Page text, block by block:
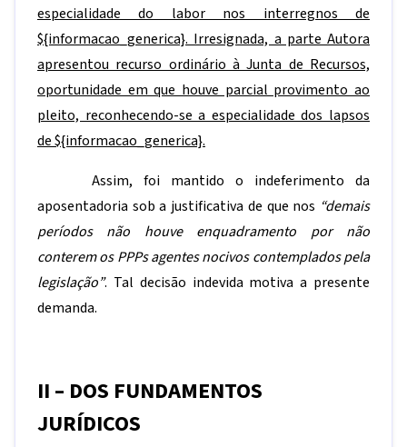
especialidade do labor nos interregnos de
${informacao_generica}. Irresignada, a parte Autora
apresentou recurso ordinário à Junta de Recursos,
oportunidade em que houve parcial provimento ao
pleito, reconhecendo-se a especialidade dos lapsos
de${informacao_generica}.
Assim, foi mantido o indeferimento da
aposentadoria sob a justificativa de que nos “demais
períodos não houve enquadramento por não
conterem os PPPs agentes nocivos contemplados pela
legislação”. Tal decisão indevida motiva a presente
demanda.
II – DOS FUNDAMENTOS
JURÍDICOS